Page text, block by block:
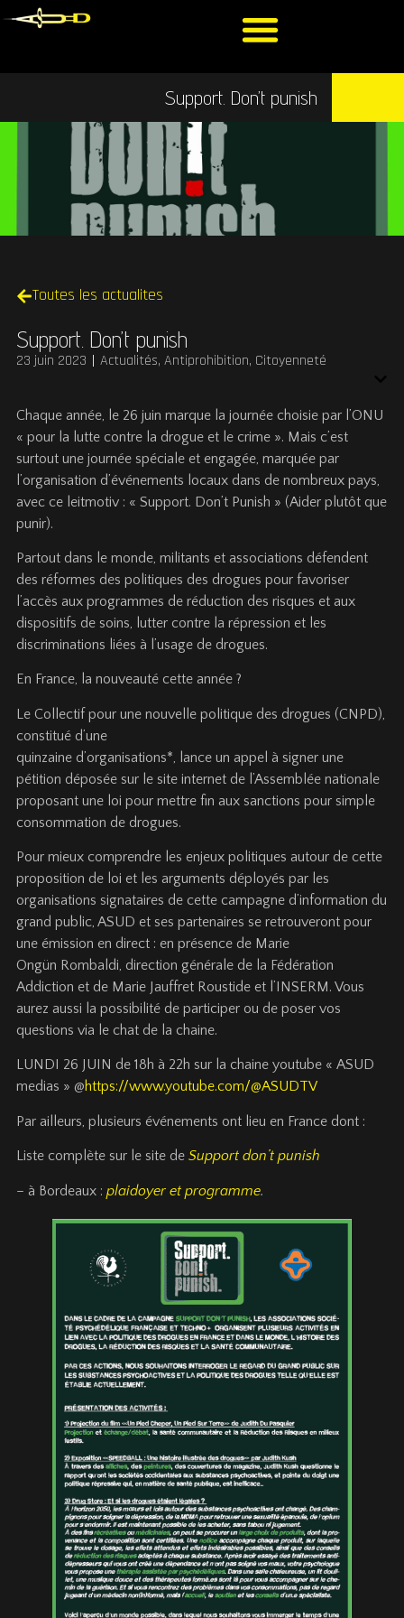
Support. Don’t punish
Toutes les actualites
Support. Don’t punish
23 juin 2023 Actualités, Antiprohibition, Citoyenneté
Chaque année, le 26 juin marque la journée choisie par l’ONU
« pour la lutte contre la drogue et le crime ». Mais c’est
surtout une journée spéciale et engagée, marquée par
l’organisation d’événements locaux dans de nombreux pays,
avec ce leitmotiv : « Support. Don’t Punish » (Aider plutôt que
punir).
Partout dans le monde, militants et associations défendent
des réformes des politiques des drogues pour favoriser
l’accès aux programmes de réduction des risques et aux
dispositifs de soins, lutter contre la répression et les
discriminations liées à l’usage de drogues.
En France, la nouveauté cette année ?
Le Collectif pour une nouvelle politique des drogues (CNPD),
constitué d’une
quinzaine d’organisations*, lance un appel à signer une
pétition déposée sur le site internet de l’Assemblée nationale
proposant une loi pour mettre fin aux sanctions pour simple
consommation de drogues.
Pour mieux comprendre les enjeux politiques autour de cette
proposition de loi et les arguments déployés par les
organisations signataires de cette campagne d’information du
grand public, ASUD et ses partenaires se retrouveront pour
une émission en direct : en présence de Marie
Ongün Rombaldi, direction générale de la Fédération
Addiction et de Marie Jauffret Roustide et l’INSERM. Vous
aurez aussi la possibilité de participer ou de poser vos
questions via le chat de la chaine.
LUNDI 26 JUIN de 18h à 22h sur la chaine youtube « ASUD
medias » @https://www.youtube.com/@ASUDTV
Par ailleurs, plusieurs événements ont lieu en France dont :
Liste complète sur le site de Support don’t punish
– à Bordeaux : plaidoyer et programme.